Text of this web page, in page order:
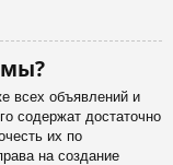
всех объявлений и
содержат достаточно
их по
на создание